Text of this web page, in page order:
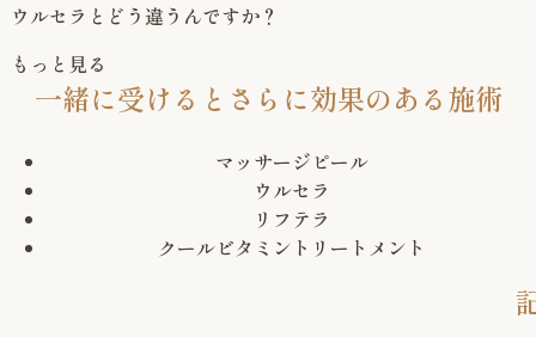
ウルセラとどう違うんですか？
もっと見る
一緒に受けると さらに効果のある施術
マッサージピール
ウルセラ
リフテラ
クールビタミントリートメント